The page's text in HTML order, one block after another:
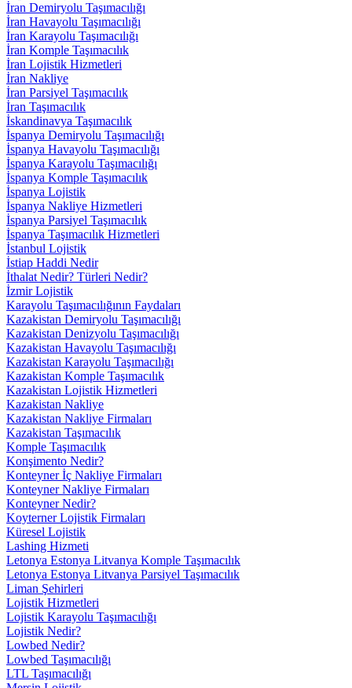
İran Demiryolu Taşımacılığı
İran Havayolu Taşımacılığı
İran Karayolu Taşımacılığı
İran Komple Taşımacılık
İran Lojistik Hizmetleri
İran Nakliye
İran Parsiyel Taşımacılık
İran Taşımacılık
İskandinavya Taşımacılık
İspanya Demiryolu Taşımacılığı
İspanya Havayolu Taşımacılığı
İspanya Karayolu Taşımacılığı
İspanya Komple Taşımacılık
İspanya Lojistik
İspanya Nakliye Hizmetleri
İspanya Parsiyel Taşımacılık
İspanya Taşımacılık Hizmetleri
İstanbul Lojistik
İstiap Haddi Nedir
İthalat Nedir? Türleri Nedir?
İzmir Lojistik
Karayolu Taşımacılığının Faydaları
Kazakistan Demiryolu Taşımacılığı
Kazakistan Denizyolu Taşımacılığı
Kazakistan Havayolu Taşımacılığı
Kazakistan Karayolu Taşımacılığı
Kazakistan Komple Taşımacılık
Kazakistan Lojistik Hizmetleri
Kazakistan Nakliye
Kazakistan Nakliye Firmaları
Kazakistan Taşımacılık
Komple Taşımacılık
Konşimento Nedir?
Konteyner İç Nakliye Firmaları
Konteyner Nakliye Firmaları
Konteyner Nedir?
Koyterner Lojistik Firmaları
Küresel Lojistik
Lashing Hizmeti
Letonya Estonya Litvanya Komple Taşımacılık
Letonya Estonya Litvanya Parsiyel Taşımacılık
Liman Şehirleri
Lojistik Hizmetleri
Lojistik Karayolu Taşımacılığı
Lojistik Nedir?
Lowbed Nedir?
Lowbed Taşımacılığı
LTL Taşımacılığı